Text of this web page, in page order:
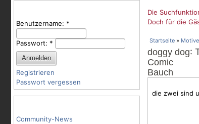
Benutzername: *
Passwort: *
Registrieren
Passwort vergessen
Community-News
Die
Doch für die
Startseite » Motive
doggy dog:
Comic
Bauch
die zwei sind